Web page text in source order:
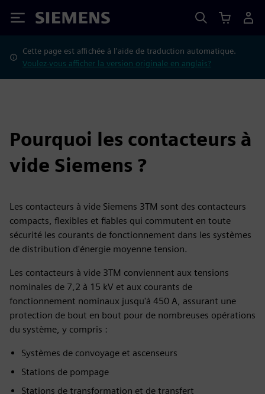
Siemens
Cette page est affichée à l'aide de traduction automatique.
Voulez-vous afficher la version originale en anglais?
Pourquoi les contacteurs à
vide Siemens ?
Les contacteurs à vide Siemens 3TM sont des contacteurs
compacts, flexibles et fiables qui commutent en toute
sécurité les courants de fonctionnement dans les systèmes
de distribution d'énergie moyenne tension.
Les contacteurs à vide 3TM conviennent aux tensions
nominales de 7,2 à 15 kV et aux courants de
fonctionnement nominaux jusqu'à 450 A, assurant une
protection de bout en bout pour de nombreuses opérations
du système, y compris :
Systèmes de convoyage et ascenseurs
Stations de pompage
Stations de transformation et de transfert